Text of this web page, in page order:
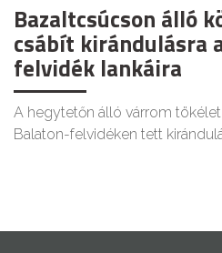
Bazaltcsúcson álló
csábít kirándulásra
felvidék lankáira
A hegytetőn álló várrom
Balaton-felvidéken tett